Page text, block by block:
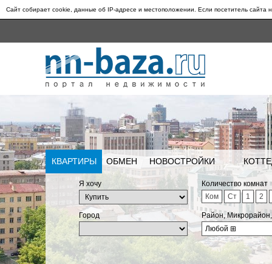
Сайт собирает cookie, данные об IP-адресе и местоположении. Если посетитель сайта
КВАРТИРЫ ОБМЕН НОВОСТРОЙКИ
Я хочу
Количество комнат
Ком
Ст 1 2
Город
Район,
Любой ⊞